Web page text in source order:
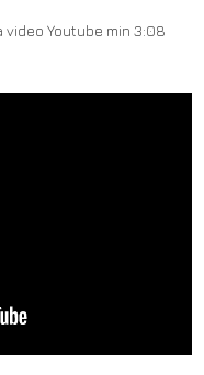
video Youtube min 3:08